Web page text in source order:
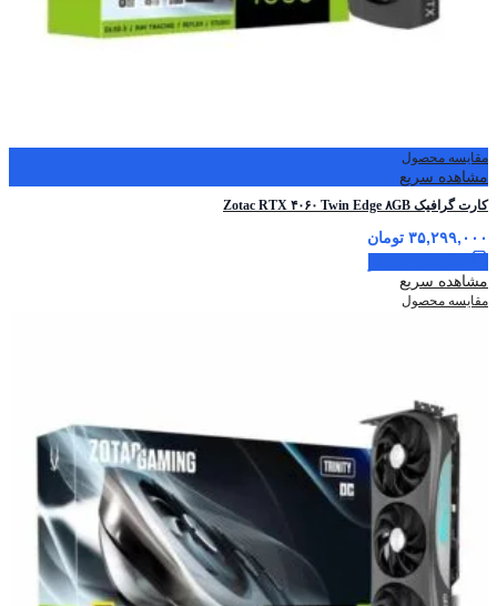
مقایسه محصول
مشاهده سریع
کارت گرافیک Zotac RTX ۴۰۶۰ Twin Edge ۸GB
۳۵,۲۹۹,۰۰۰ تومان
مشاهده سریع
مقایسه محصول